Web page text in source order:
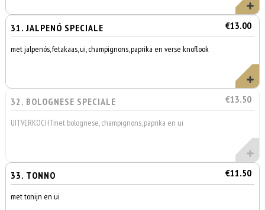
31. JALPENÓ SPECIALE €13.00
met jalpenós, fetakaas, ui, champignons, paprika en verse knoflook
32. BOLOGNESE SPECIALE €13.50
UITVERKOCHTmet bolognese, champignons, paprika en ui
33. TONNO €11.50
met tonijn en ui